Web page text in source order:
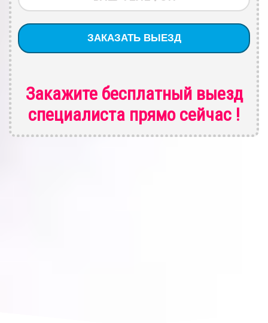
Закажите бесплатный выезд
специалиста прямо сейчас !